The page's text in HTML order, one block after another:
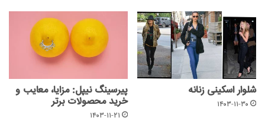
شلوار اسکینی زنانه
۱۴۰۳-۱۱-۳۰
پیرسینگ نیپل: مزایا، معایب و
خرید محصولات برتر
۱۴۰۳-۱۱-۲۱